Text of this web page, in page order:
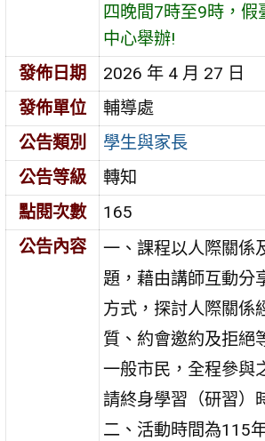
四晚間7時至9時，假
中心舉辦!
發佈日期
2026 年 4 月 27 日
發佈單位
輔導處
公告類別
學生與家長
公告等級
轉知
點閱次數
165
公告內容
一、課程以人際關係
題，藉由講師互動分
方式，探討人際關係
質、約會邀約及拒絕
一般市民，全程參與
請終身學習（研習）
二、活動時間為115